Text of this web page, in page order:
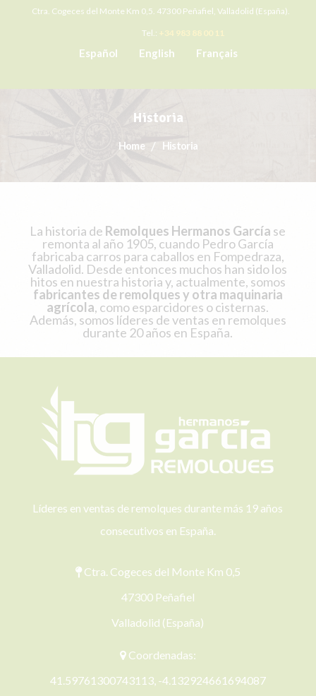
Ctra. Cogeces del Monte Km 0,5. 47300 Peñafiel, Valladolid (España).
Tel.: +34 983 88 00 11
Español English Français
Historia
Home Historia
La historia de Remolques Hermanos García se
remonta al año 1905, cuando Pedro García
fabricaba carros para caballos en Fompedraza,
Valladolid. Desde entonces muchos han sido los
hitos en nuestra historia y, actualmente, somos
fabricantes de remolques y otra maquinaria
agrícola, como esparcidores o cisternas.
Además, somos líderes de ventas en remolques
durante 20 años en España.
Líderes en ventas de remolques durante más 19 años
consecutivos en España.
Ctra. Cogeces del Monte Km 0,5
47300 Peñafiel
Valladolid (España)
Coordenadas:
41.59761300743113, -4.132924661694087